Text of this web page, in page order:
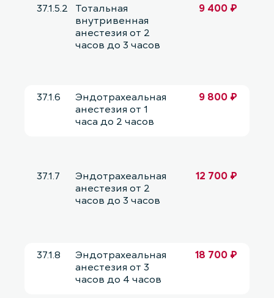
37.1.5.2
Тотальная
внутривенная
анестезия от 2
часов до 3 часов
9 400 ₽
37.1.6
Эндотрахеальная
анестезия от 1
часа до 2 часов
9 800 ₽
37.1.7
Эндотрахеальная
анестезия от 2
часов до 3 часов
12 700 ₽
37.1.8
Эндотрахеальная
анестезия от 3
часов до 4 часов
18 700 ₽